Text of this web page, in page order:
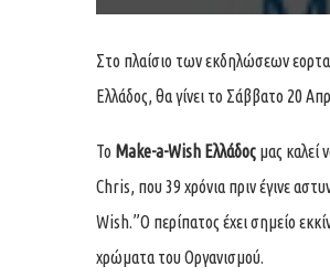
Στο πλαίσιο των εκδηλώσεων
Ελλάδος, θα γίνει το Σάββατο 20
Το Make-a-Wish Ελλάδος μας καλεί
Chris, που 39 χρόνια πριν έγινε
Wish.”Ο περίπατος έχει σημείο
χρώματα του Οργανισμού.